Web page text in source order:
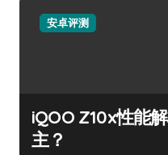
安卓评测
iQOO Z10x性能
主？